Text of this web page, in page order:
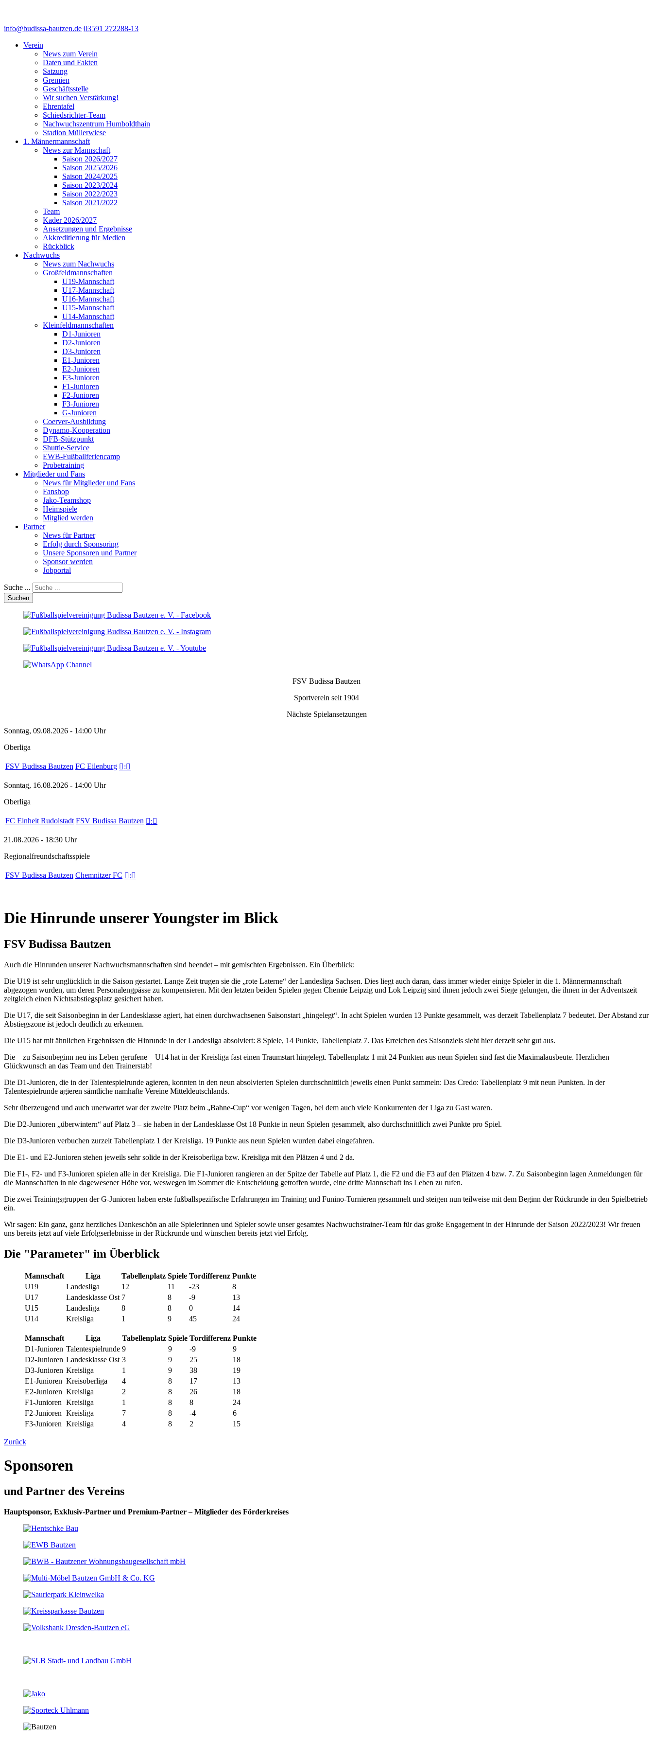
info@budissa-bautzen.de 03591 272288-13
Verein
News zum Verein
Daten und Fakten
Satzung
Gremien
Geschäftsstelle
Wir suchen Verstärkung!
Ehrentafel
Schiedsrichter-Team
Nachwuchszentrum Humboldthain
Stadion Müllerwiese
1. Männermannschaft
News zur Mannschaft
Saison 2026/2027
Saison 2025/2026
Saison 2024/2025
Saison 2023/2024
Saison 2022/2023
Saison 2021/2022
Team
Kader 2026/2027
Ansetzungen und Ergebnisse
Akkreditierung für Medien
Rückblick
Nachwuchs
News zum Nachwuchs
Großfeldmannschaften
U19-Mannschaft
U17-Mannschaft
U16-Mannschaft
U15-Mannschaft
U14-Mannschaft
Kleinfeldmannschaften
D1-Junioren
D2-Junioren
D3-Junioren
E1-Junioren
E2-Junioren
E3-Junioren
F1-Junioren
F2-Junioren
F3-Junioren
G-Junioren
Coerver-Ausbildung
Dynamo-Kooperation
DFB-Stützpunkt
Shuttle-Service
EWB-Fußballferiencamp
Probetraining
Mitglieder und Fans
News für Mitglieder und Fans
Fanshop
Jako-Teamshop
Heimspiele
Mitglied werden
Partner
News für Partner
Erfolg durch Sponsoring
Unsere Sponsoren und Partner
Sponsor werden
Jobportal
Suche ...
Suchen
FSV Budissa Bautzen
Sportverein seit 1904
Nächste Spielansetzungen
Sonntag, 09.08.2026 - 14:00 Uhr
Oberliga
FSV Budissa Bautzen FC Eilenburg :
Sonntag, 16.08.2026 - 14:00 Uhr
Oberliga
FC Einheit Rudolstadt FSV Budissa Bautzen :
21.08.2026 - 18:30 Uhr
Regionalfreundschaftsspiele
FSV Budissa Bautzen Chemnitzer FC :
Die Hinrunde unserer Youngster im Blick
FSV Budissa Bautzen
Auch die Hinrunden unserer Nachwuchsmannschaften sind beendet – mit gemischten Ergebnissen. Ein Überblick:
Die U19 ist sehr unglücklich in die Saison gestartet. Lange Zeit trugen sie die „rote Laterne“ der Landesliga Sachsen. Dies liegt auch daran, dass immer wieder einige Spieler in die 1. Männermannschaft
abgezogen wurden, um deren Personalengpässe zu kompensieren. Mit den letzten beiden Spielen gegen Chemie Leipzig und Lok Leipzig sind ihnen jedoch zwei Siege gelungen, die ihnen in der Adventszeit
zeitgleich einen Nichtsabstiegsplatz gesichert haben.
Die U17, die seit Saisonbeginn in der Landesklasse agiert, hat einen durchwachsenen Saisonstart „hingelegt“. In acht Spielen wurden 13 Punkte gesammelt, was derzeit Tabellenplatz 7 bedeutet. Der Abstand zur
Abstiegszone ist jedoch deutlich zu erkennen.
Die U15 hat mit ähnlichen Ergebnissen die Hinrunde in der Landesliga absolviert: 8 Spiele, 14 Punkte, Tabellenplatz 7. Das Erreichen des Saisonziels sieht hier derzeit sehr gut aus.
Die – zu Saisonbeginn neu ins Leben gerufene – U14 hat in der Kreisliga fast einen Traumstart hingelegt. Tabellenplatz 1 mit 24 Punkten aus neun Spielen sind fast die Maximalausbeute. Herzlichen
Glückwunsch an das Team und den Trainerstab!
Die D1-Junioren, die in der Talentespielrunde agieren, konnten in den neun absolvierten Spielen durchschnittlich jeweils einen Punkt sammeln: Das Credo: Tabellenplatz 9 mit neun Punkten. In der
Talentespielrunde agieren sämtliche namhafte Vereine Mitteldeutschlands.
Sehr überzeugend und auch unerwartet war der zweite Platz beim „Bahne-Cup“ vor wenigen Tagen, bei dem auch viele Konkurrenten der Liga zu Gast waren.
Die D2-Junioren „überwintern“ auf Platz 3 – sie haben in der Landesklasse Ost 18 Punkte in neun Spielen gesammelt, also durchschnittlich zwei Punkte pro Spiel.
Die D3-Junioren verbuchen zurzeit Tabellenplatz 1 der Kreisliga. 19 Punkte aus neun Spielen wurden dabei eingefahren.
Die E1- und E2-Junioren stehen jeweils sehr solide in der Kreisoberliga bzw. Kreisliga mit den Plätzen 4 und 2 da.
Die F1-, F2- und F3-Junioren spielen alle in der Kreisliga. Die F1-Junioren rangieren an der Spitze der Tabelle auf Platz 1, die F2 und die F3 auf den Plätzen 4 bzw. 7. Zu Saisonbeginn lagen Anmeldungen für
die Mannschaften in nie dagewesener Höhe vor, weswegen im Sommer die Entscheidung getroffen wurde, eine dritte Mannschaft ins Leben zu rufen.
Die zwei Trainingsgruppen der G-Junioren haben erste fußballspezifische Erfahrungen im Training und Funino-Turnieren gesammelt und steigen nun teilweise mit dem Beginn der Rückrunde in den Spielbetrieb
ein.
Wir sagen: Ein ganz, ganz herzliches Dankeschön an alle Spielerinnen und Spieler sowie unser gesamtes Nachwuchstrainer-Team für das große Engagement in der Hinrunde der Saison 2022/2023! Wir freuen
uns bereits jetzt auf viele Erfolgserlebnisse in der Rückrunde und wünschen bereits jetzt viel Erfolg.
Die "Parameter" im Überblick
Mannschaft Liga Tabellenplatz Spiele Tordifferenz Punkte
U19
Landesliga 12 11 -23
8
U17
Landesklasse Ost 7 8 -9
13
U15
Landesliga 8 8 0
14
U14
Kreisliga 1 9 45 24
Mannschaft Liga Tabellenplatz Spiele Tordifferenz Punkte
D1-Junioren Talentespielrunde 9 9 -9
9
D2-Junioren Landesklasse Ost 3 9 25
18
D3-Junioren Kreisliga 1 9 38
19
E1-Junioren Kreisoberliga 4 8 17
13
E2-Junioren Kreisliga 2 8 26
18
F1-Junioren Kreisliga 1 8 8
24
F2-Junioren Kreisliga 7 8 -4
6
F3-Junioren Kreisliga 4 8 2 15
Zurück
Sponsoren
und Partner des Vereins
Hauptsponsor, Exklusiv-Partner und Premium-Partner – Mitglieder des Förderkreises